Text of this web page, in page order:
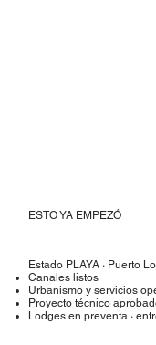
ESTO YA EMPEZÓ
Estado PLAYA · Puerto
Canales listos
Urbanismo y servicios
Proyecto técnico
Lodges en preventa ·